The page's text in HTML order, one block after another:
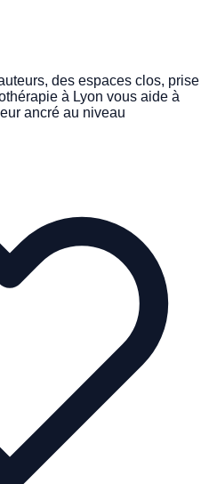
des espaces clos, prise
à Lyon vous aide à
ancré au niveau